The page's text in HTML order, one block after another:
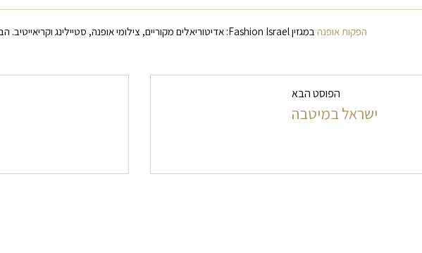
הפקות אופנהבמגזין Fashion Israel: אדיטוריאלים מקוריים, צילומי אופנה, סטיילינג וקריאייטיב. הבית של האופנה בישראל.
ניווט בפרסומיםהפוסט הבא
ישראל במיטבה